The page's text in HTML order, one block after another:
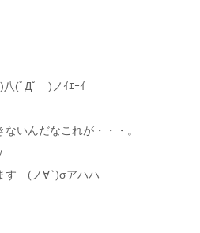
八(ﾟДﾟ )ノｲｴｰｲ
いんだなこれが・・・。
す (ノ∀`)σアハハ